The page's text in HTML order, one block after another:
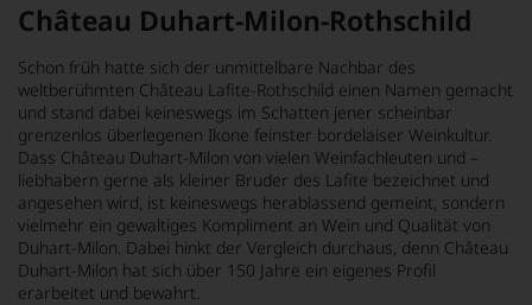
Château Duhart-Milon-Rothschild
Schon früh hatte sich der unmittelbare Nachbar des
weltberühmten Château Lafite-Rothschild einen Namen gemacht
und stand dabei keineswegs im Schatten jener scheinbar
grenzenlos überlegenen Ikone feinster bordelaiser Weinkultur.
Dass Château Duhart-Milon von vielen Weinfachleuten und –
liebhabern gerne als kleiner Bruder des Lafite bezeichnet und
angesehen wird, ist keineswegs herablassend gemeint, sondern
vielmehr ein gewaltiges Kompliment an Wein und Qualität von
Duhart-Milon. Dabei hinkt der Vergleich durchaus, denn Château
Duhart-Milon hat sich über 150 Jahre ein eigenes Profil
erarbeitet und bewahrt.